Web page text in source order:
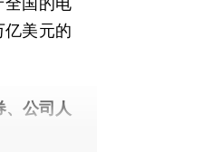
亿美元的
、公司人